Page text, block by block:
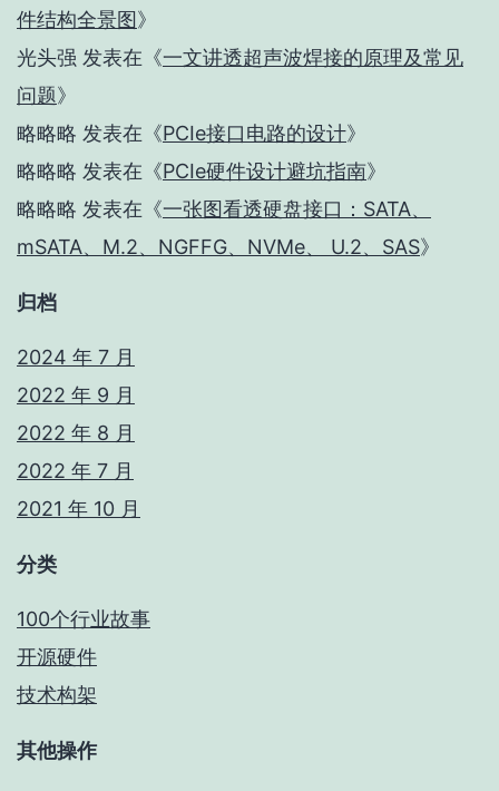
件结构全景图》
光头强 发表在《一文讲透超声波焊接的原理及常见
问题》
略略略 发表在《PCIe接口电路的设计》
略略略 发表在《PCIe硬件设计避坑指南》
略略略 发表在《一张图看透硬盘接口：SATA、
mSATA、M.2、NGFFG、NVMe、 U.2、SAS》
归档
2024 年 7 月
2022 年 9 月
2022 年 8 月
2022 年 7 月
2021 年 10 月
分类
100个行业故事
开源硬件
技术构架
其他操作